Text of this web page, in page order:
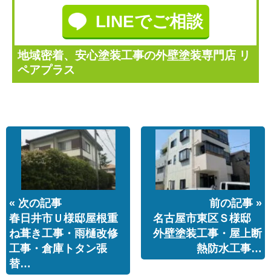
LINEでご相談
地域密着、安心塗装工事の外壁塗装専門店 リ
ペアプラス
« 次の記事
春日井市Ｕ様邸屋根重
ね葺き工事・雨樋改修
工事・倉庫トタン張
替…
前の記事 »
名古屋市東区Ｓ様邸
外壁塗装工事・屋上断
熱防水工事…